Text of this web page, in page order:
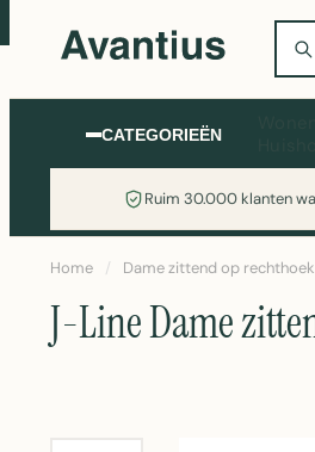
CATEGORIEËN
Ruim 30.000 klanten
Home / Dame zittend op
J-Line Dame